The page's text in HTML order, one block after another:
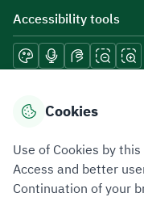
Accessibility tools
Download mobile
Cookies
Use of Cookies by
Access and better
Continuation of your